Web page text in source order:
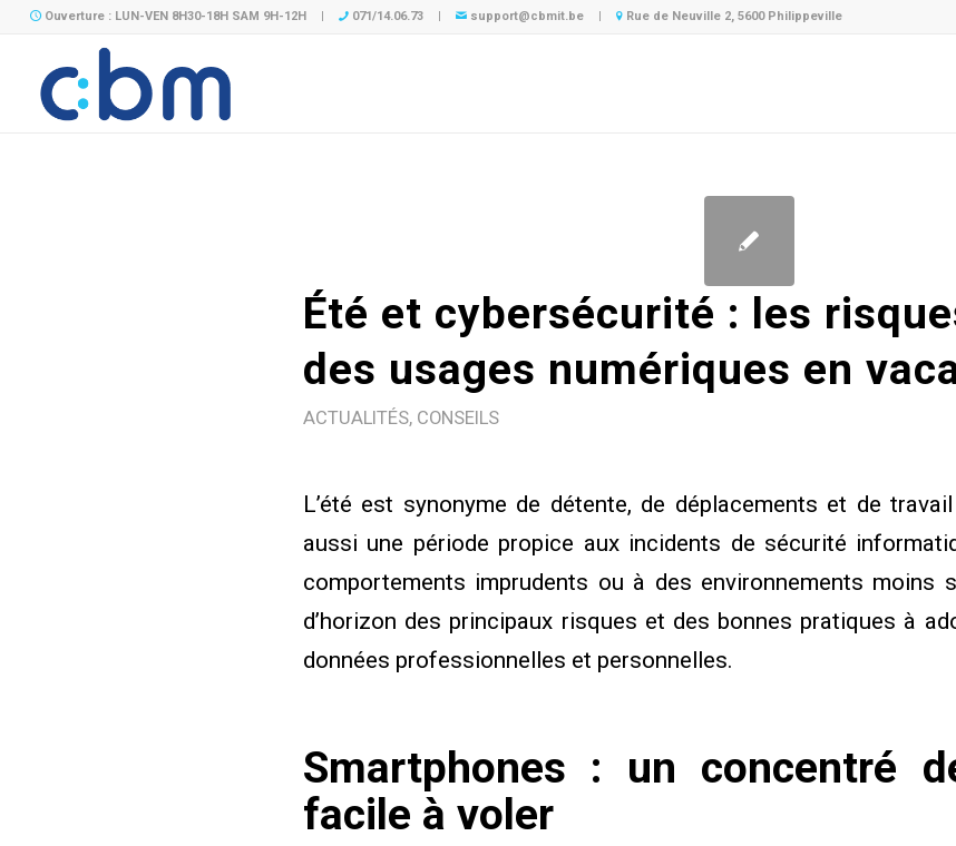
Ouverture : LUN-VEN 8H30-18H SAM 9H-12H | 071/14.06.73 | support@cbmit.be | Rue de Neuville 2, 5600 Philippeville
Été et cybersécurité : les
des usages numériques en
ACTUALITÉS, CONSEILS
L’été est synonyme de détente, de déplacements et de
aussi une période propice aux incidents de sécurité
comportements imprudents ou à des environnements moins
d’horizon des principaux risques et des bonnes pratiques à
données professionnelles et personnelles.
Smartphones : un concentré
facile à voler